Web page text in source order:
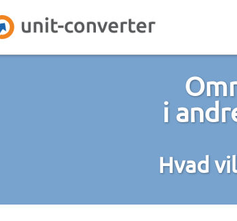
i
Hvad